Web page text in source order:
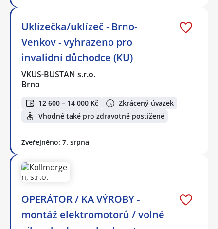
Uklízečka/uklízeč - Brno-
Venkov - vyhrazeno pro
invalidní důchodce (KU)
VKUS-BUSTAN s.r.o.
Brno
12 600 – 14 000 Kč
Zkrácený úvazek
Vhodné také pro zdravotně postižené
Zveřejněno: 7. srpna
OPERÁTOR / KA VÝROBY -
montáž elektromotorů / volné